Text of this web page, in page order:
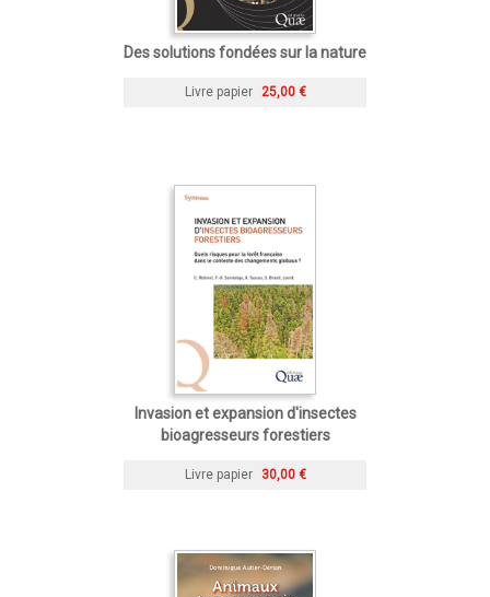
Des solutions fondées sur la nature
Livre papier 25,00 €
Invasion et expansion d'insectes
bioagresseurs forestiers
Livre papier 30,00 €